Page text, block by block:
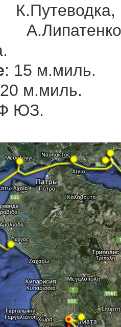
: 15 м.миль.
м.миль.
ЮЗ.